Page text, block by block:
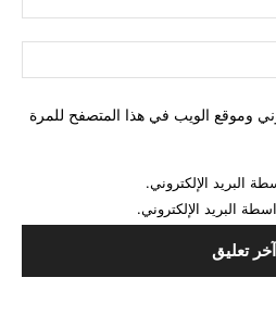
وموقع الويب في هذا المتصفح للمرة
البريد الإلكتروني.
البريد الإلكتروني.